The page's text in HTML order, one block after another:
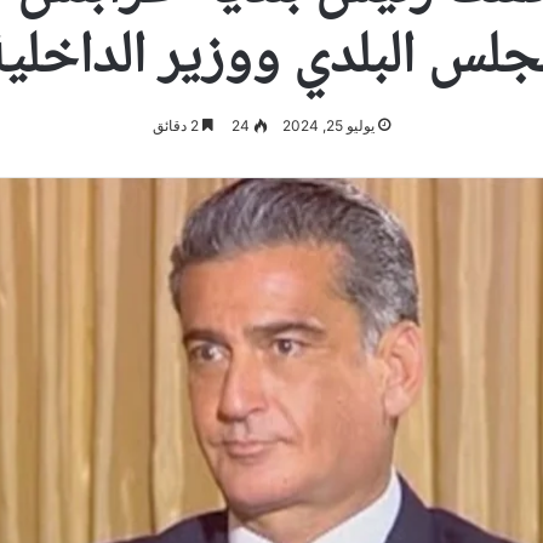
البلدي ووزير
يوليو 25, 2024 24